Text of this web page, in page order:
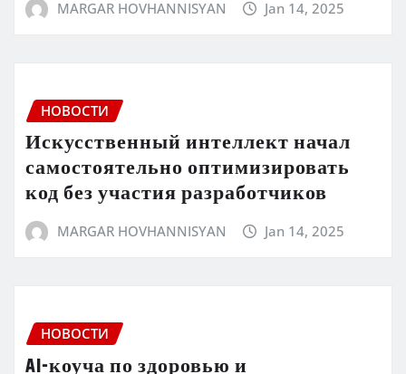
MARGAR HOVHANNISYAN Jan 14, 2025
НОВОСТИ
Искусственный интеллект начал
самостоятельно оптимизировать
код без участия разработчиков
MARGAR HOVHANNISYAN Jan 14, 2025
НОВОСТИ
AI-коуча по здоровью и